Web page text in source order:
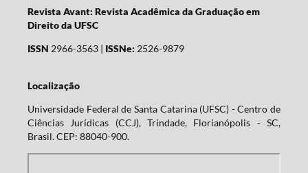
Revista Avant: Revista Acadêmica da Graduação em
Direito da UFSC
ISSN 2966-3563 | ISSNe: 2526-9879
Localização
Universidade Federal de Santa Catarina (UFSC) - Centro de
Ciências Jurídicas (CCJ), Trindade, Florianópolis - SC,
Brasil. CEP: 88040-900.